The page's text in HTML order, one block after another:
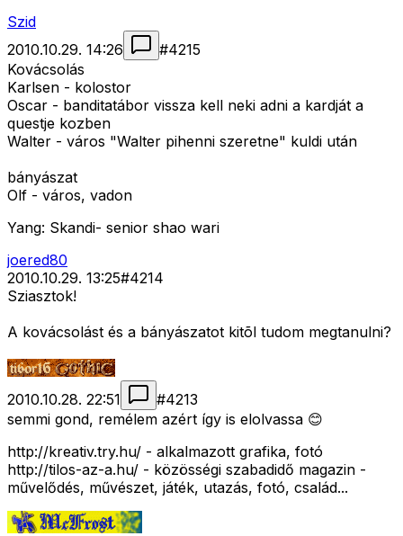
Szid
2010.10.29. 14:26
#4215
Kovácsolás
Karlsen - kolostor
Oscar - banditatábor vissza kell neki adni a kardját a
questje kozben
Walter - város "Walter pihenni szeretne" kuldi után
bányászat
Olf - város, vadon
Yang: Skandi- senior shao wari
joered80
2010.10.29. 13:25#4214
Sziasztok!
A kovácsolást és a bányászatot kitõl tudom megtanulni?
2010.10.28. 22:51 #4213
semmi gond, remélem azért így is elolvassa 😊
http://kreativ.try.hu/ - alkalmazott grafika, fotó
http://tilos-az-a.hu/ - közösségi szabadidő magazin -
művelődés, művészet, játék, utazás, fotó, család...